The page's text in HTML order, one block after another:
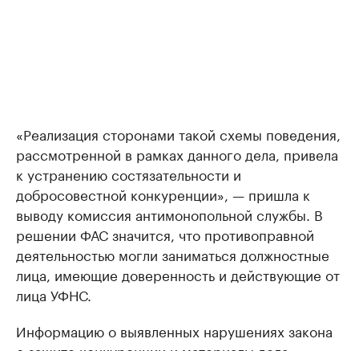
«Реализация сторонами такой схемы поведения,
рассмотренной в рамках данного дела, привела
к устранению состязательности и
добросовестной конкуренции», — пришла к
выводу комиссия антимонопольной службы. В
решении ФАС значится, что противоправной
деятельностью могли заниматься должностные
лица, имеющие доверенность и действующие от
лица УФНС.
Информацию о выявленных нарушениях закона